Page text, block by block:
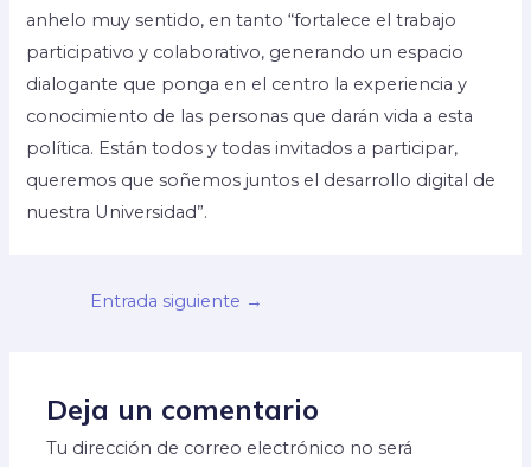
anhelo muy sentido, en tanto “fortalece el trabajo
participativo y colaborativo, generando un espacio
dialogante que ponga en el centro la experiencia y
conocimiento de las personas que darán vida a esta
política. Están todos y todas invitados a participar,
queremos que soñemos juntos el desarrollo digital de
nuestra Universidad”.
Entrada siguiente →
Deja un comentario
Tu dirección de correo electrónico no será